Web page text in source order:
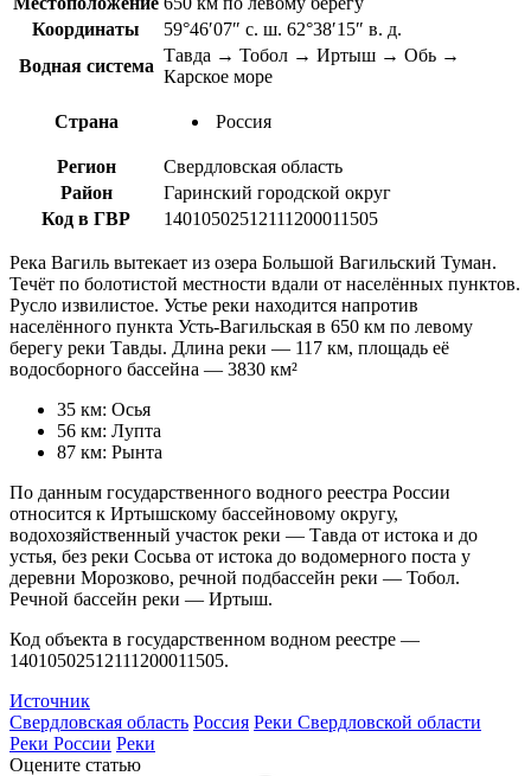
Координаты
59°46′07″ с. ш. 62°38′15″ в. д.
Водная система
Тавда → Тобол → Иртыш → Обь →
Карское море
Страна Россия
Регион
Свердловская область
Район
Гаринский городской округ
Код в ГВР
14010502512111200011505
Река Вагиль вытекает из озера Большой Вагильский Туман.
Течёт по болотистой местности вдали от населённых пунктов.
Русло извилистое. Устье реки находится напротив
населённого пункта Усть-Вагильская в 650 км по левому
берегу реки Тавды. Длина реки — 117 км, площадь её
водосборного бассейна — 3830 км²
35 км: Осья
56 км: Лупта
87 км: Рынта
По данным государственного водного реестра России
относится к Иртышскому бассейновому округу,
водохозяйственный участок реки — Тавда от истока и до
устья, без реки Сосьва от истока до водомерного поста у
деревни Морозково, речной подбассейн реки — Тобол.
Речной бассейн реки — Иртыш.
Код объекта в государственном водном реестре —
14010502512111200011505.
Источник
Свердловская область Россия Реки Свердловской области
Реки России Реки
Оцените статью